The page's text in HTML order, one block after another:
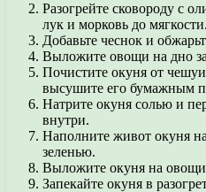
Разогрейте сковороду с
лук и морковь до мягкости.
Добавьте чеснок и
Выложите овощи на дно
Почистите окуня от
высушите его бумажным
Натрите окуня солью и
внутри.
Наполните живот окуня
зеленью.
Выложите окуня на овощи
Запекайте окуня в